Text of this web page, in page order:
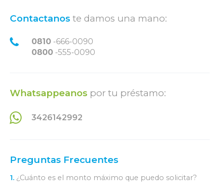
Contactanos te damos una mano:
0810 -666-0090
0800 -555-0090
Whatsappeanos por tu préstamo:
3426142992
Preguntas Frecuentes
1. ¿Cuánto es el monto máximo que puedo solicitar?